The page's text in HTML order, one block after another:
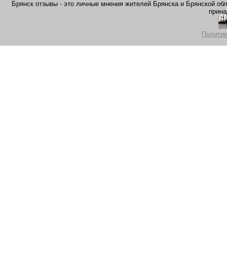
Брянск отзывы - это личные мнения жителей Брянска и Брянской